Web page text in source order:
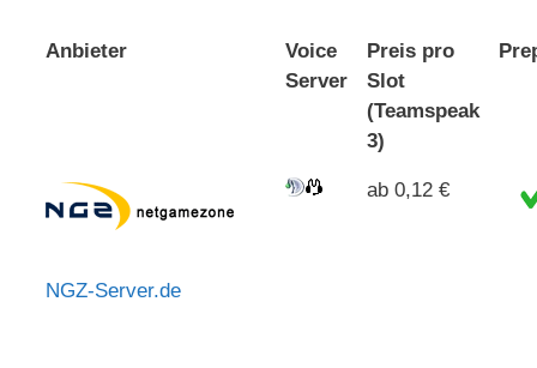
Anbieter
Voice
Server
Preis pro
Slot
(Teamspeak
3)
NGZ-Server.de
ab 0,12 €